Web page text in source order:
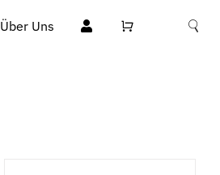
Über Uns